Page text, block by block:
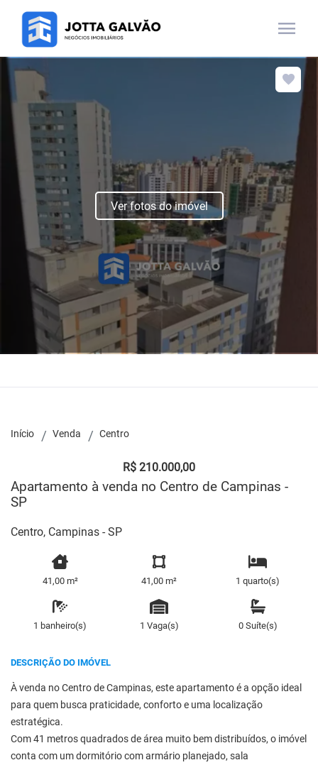
menu
Ver fotos do imóvel
Início Venda Centro
R$ 210.000,00
Apartamento à venda no Centro de Campinas -
SP
Centro, Campinas - SP
41,00 m² 41,00 m² 1 quarto(s)
1 banheiro(s) 1 Vaga(s) 0 Suíte(s)
DESCRIÇÃO DO IMÓVEL
À venda no Centro de Campinas, este apartamento é a opção ideal
para quem busca praticidade, conforto e uma localização
estratégica.
Com 41 metros quadrados de área muito bem distribuídos, o imóvel
conta com um dormitório com armário planejado, sala